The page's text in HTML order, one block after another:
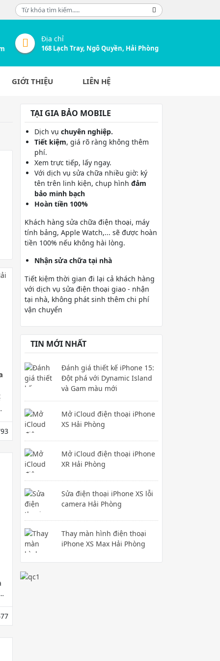
Địa chỉ
168 Lạch Tray, Ngô Quyền, Hải Phòng
GIỚI THIỆU LIÊN HỆ
TẠI GIA BẢO MOBILE
Dịch vụ chuyên nghiệp.
Tiết kiệm, giá rõ ràng không thêm
phí.
Xem trực tiếp, lấy ngay.
Với dịch vụ sửa chữa nhiều giờ: ký
tên trên linh kiện, chụp hình đảm
bảo minh bạch
Hoàn tiền 100%
Khách hàng sửa chữa điện thoại, máy
tính bảng, Apple Watch,... sẽ được hoàn
tiền 100% nếu không hài lòng.
Nhận sửa chữa tại nhà
Tiết kiệm thời gian đi lại cả khách hàng
với dịch vụ sửa điện thoại giao - nhận
tại nhà, không phát sinh thêm chi phí
vận chuyển
TIN MỚI NHẤT
Đánh giá thiết kế iPhone 15:
Đột phá với Dynamic Island
và Gam màu mới
Mở iCloud điện thoại iPhone
XS Hải Phòng
Mở iCloud điện thoại iPhone
XR Hải Phòng
Sửa điện thoại iPhone XS lỗi
camera Hải Phòng
Thay màn hình điện thoại
iPhone XS Max Hải Phòng